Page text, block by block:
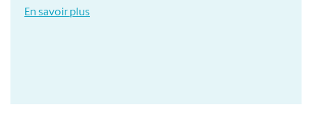
En savoir plus